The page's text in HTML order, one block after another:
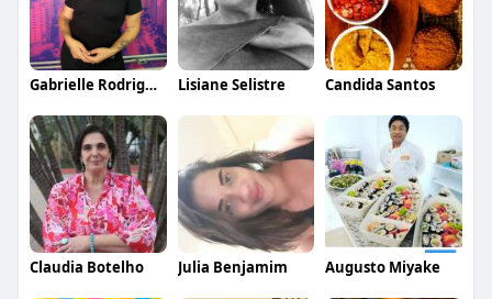
Gabrielle Rodrigues Lisiane Selistre Candida Santos
Claudia Botelho Julia Benjamim Augusto Miyake